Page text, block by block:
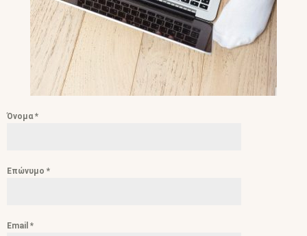
Όνομα *
Επώνυμο *
Email *